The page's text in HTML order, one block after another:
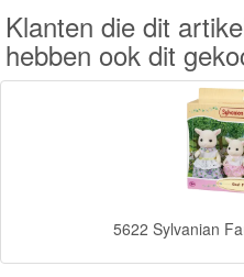
Knuffels
Schleich
Klanten die dit
hebben ook dit
5622 Sylvanian